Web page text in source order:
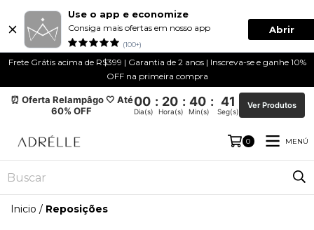
Use o app e economize
Consiga mais ofertas em nosso app
(100+)
Abrir
Frete Grátis acima de R$399 | Garantia de 2 anos | Inscreva-se e ganhe 10%
OFF na primeira compra
⏰ Oferta Relampâgo 🤍 Até
60% OFF
00 : 20 : 40 : 40
Dia(s) Hora(s) Min(s) Seg(s)
Ver Produtos
0 MENÚ
Inicio / Reposições